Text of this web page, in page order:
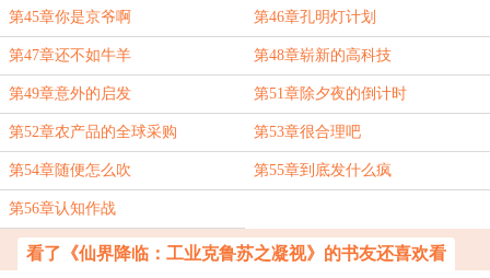
第45章你是京爷啊 第46章孔明灯计划
第47章还不如牛羊 第48章崭新的高科技
第49章意外的启发 第51章除夕夜的倒计时
第52章农产品的全球采购 第53章很合理吧
第54章随便怎么吹 第55章到底发什么疯
第56章认知作战
看了《仙界降临：工业克鲁苏之凝视》的书友还喜欢看